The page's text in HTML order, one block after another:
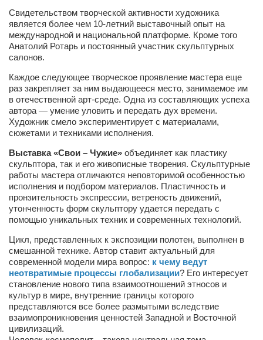
Актёры
Валентин Бурый
Артём Мяус
Барды
Владимир Айзенберг
Игорь Добровольский
Оксана Скоробагатская
Александра Скорук
Евгений Полюхович
Ольга Чикина
Бизнес-партнёры
Здоровье
Врач психиатр–нарколог Анплеев А.Б.
Косметологическое отделение КП Сумская
городская клиническая больница №4
Свидетельством творческой активности художника
является более чем 10-летний выставочный опыт на
международной и национальной платформе. Кроме того
Анатолий Ротарь и постоянный участник скульптурных
салонов.
Каждое следующее творческое проявление мастера еще
раз закрепляет за ним выдающееся место, занимаемое им
в отечественной арт-среде. Одна из составляющих успеха
автора — умение уловить и передать дух времени.
Художник смело экспериментирует с материалами,
сюжетами и техниками исполнения.
Выставка «Свои – Чужие» объединяет как пластику
скульптора, так и его живописные творения. Скульптурные
работы мастера отличаются неповторимой особенностью
исполнения и подбором материалов. Пластичность и
пронзительность экспрессии, ветреность движений,
утонченность форм скульптору удается передать с
помощью уникальных техник и современных технологий.
Цикл, представленных к экспозиции полотен, выполнен в
смешанной технике. Автор ставит актуальный для
современной модели мира вопрос: к чему ведут
неотвратимые процессы глобализации? Его интересует
становление нового типа взаимоотношений этносов и
культур в мире, внутренние границы которого
представляются все более размытыми вследствие
взаимопроникновения ценностей Западной и Восточной
цивилизаций.